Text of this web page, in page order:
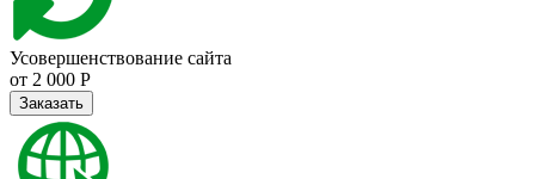
Усовершенствование сайта
от 2 000 Р
Заказать